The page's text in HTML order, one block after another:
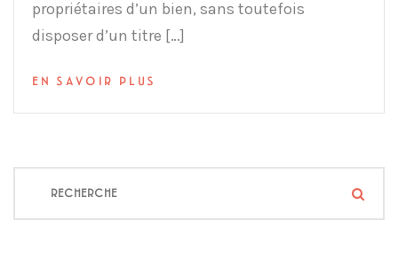
propriétaires d’un bien, sans toutefois
disposer d’un titre […]
EN SAVOIR PLUS